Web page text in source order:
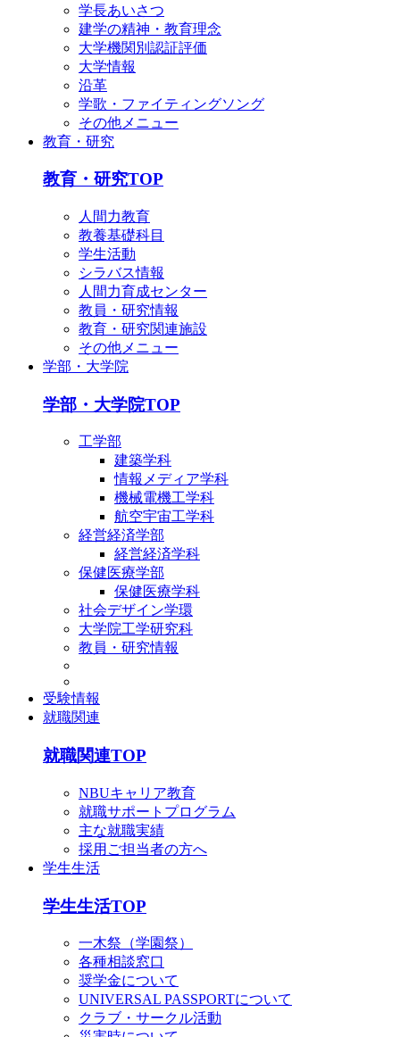
学長あいさつ
建学の精神・教育理念
大学機関別認証評価
大学情報
沿革
学歌・ファイティングソング
その他メニュー
教育・研究
教育・研究TOP
人間力教育
教養基礎科目
学生活動
シラバス情報
人間力育成センター
教員・研究情報
教育・研究関連施設
その他メニュー
学部・大学院
学部・大学院TOP
工学部
建築学科
情報メディア学科
機械電機工学科
航空宇宙工学科
経営経済学部
経営経済学科
保健医療学部
保健医療学科
社会デザイン学環
大学院工学研究科
教員・研究情報
受験情報
就職関連
就職関連TOP
NBUキャリア教育
就職サポートプログラム
主な就職実績
採用ご担当者の方へ
学生生活
学生生活TOP
一木祭（学園祭）
各種相談窓口
奨学金について
UNIVERSAL PASSPORTについて
クラブ・サークル活動